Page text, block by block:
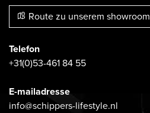
Route zu unserem showroom
Telefon
+31(0)53-461 84 55
E-mailadresse
info@schippers-lifestyle.nl